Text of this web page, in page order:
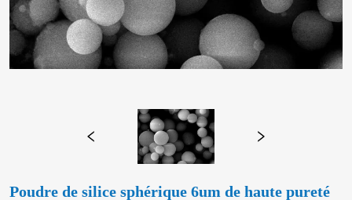
Poudre de silice sphérique 6um de haute pureté